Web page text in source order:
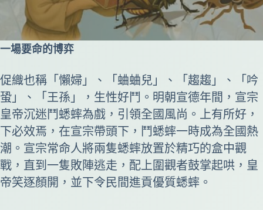
一場要命的博弈
促織也稱「懶婦」、「蛐蛐兒」、「趨趨」、「吟
蛩」、「王孫」，生性好鬥。明朝宣德年間，宣宗
皇帝沉迷鬥蟋蟀為戲，引領全國風尚。上有所好，
下必效焉，在宣宗帶頭下，鬥蟋蟀一時成為全國熱
潮。宣宗常命人將兩隻蟋蟀放置於精巧的盒中觀
戰，直到一隻敗陣逃走，配上圍觀者鼓掌起哄，皇
帝笑逐顏開，並下令民間進貢優質蟋蟀。